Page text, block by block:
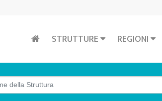
STRUTTURE REGIONI